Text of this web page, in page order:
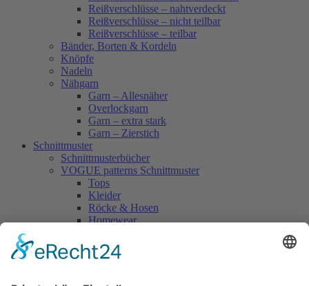
Reißverschlüsse – nahtverdeckt
Reißverschlüsse – nicht teilbar
Reißverschlüsse – teilbar
Bänder, Borten & Kordeln
Knöpfe
Nadeln
Nähgarn
Garn – Allesnäher
Overlockgarn
Garn – extra stark
Garn – Zierstich
Schnittmuster
Schnittmusterbücher
VOGUE patterns Schnittmuster
Tops
Kleider
Röcke & Hosen
Homewear
Vogue Vintage
Herren
Accessoires